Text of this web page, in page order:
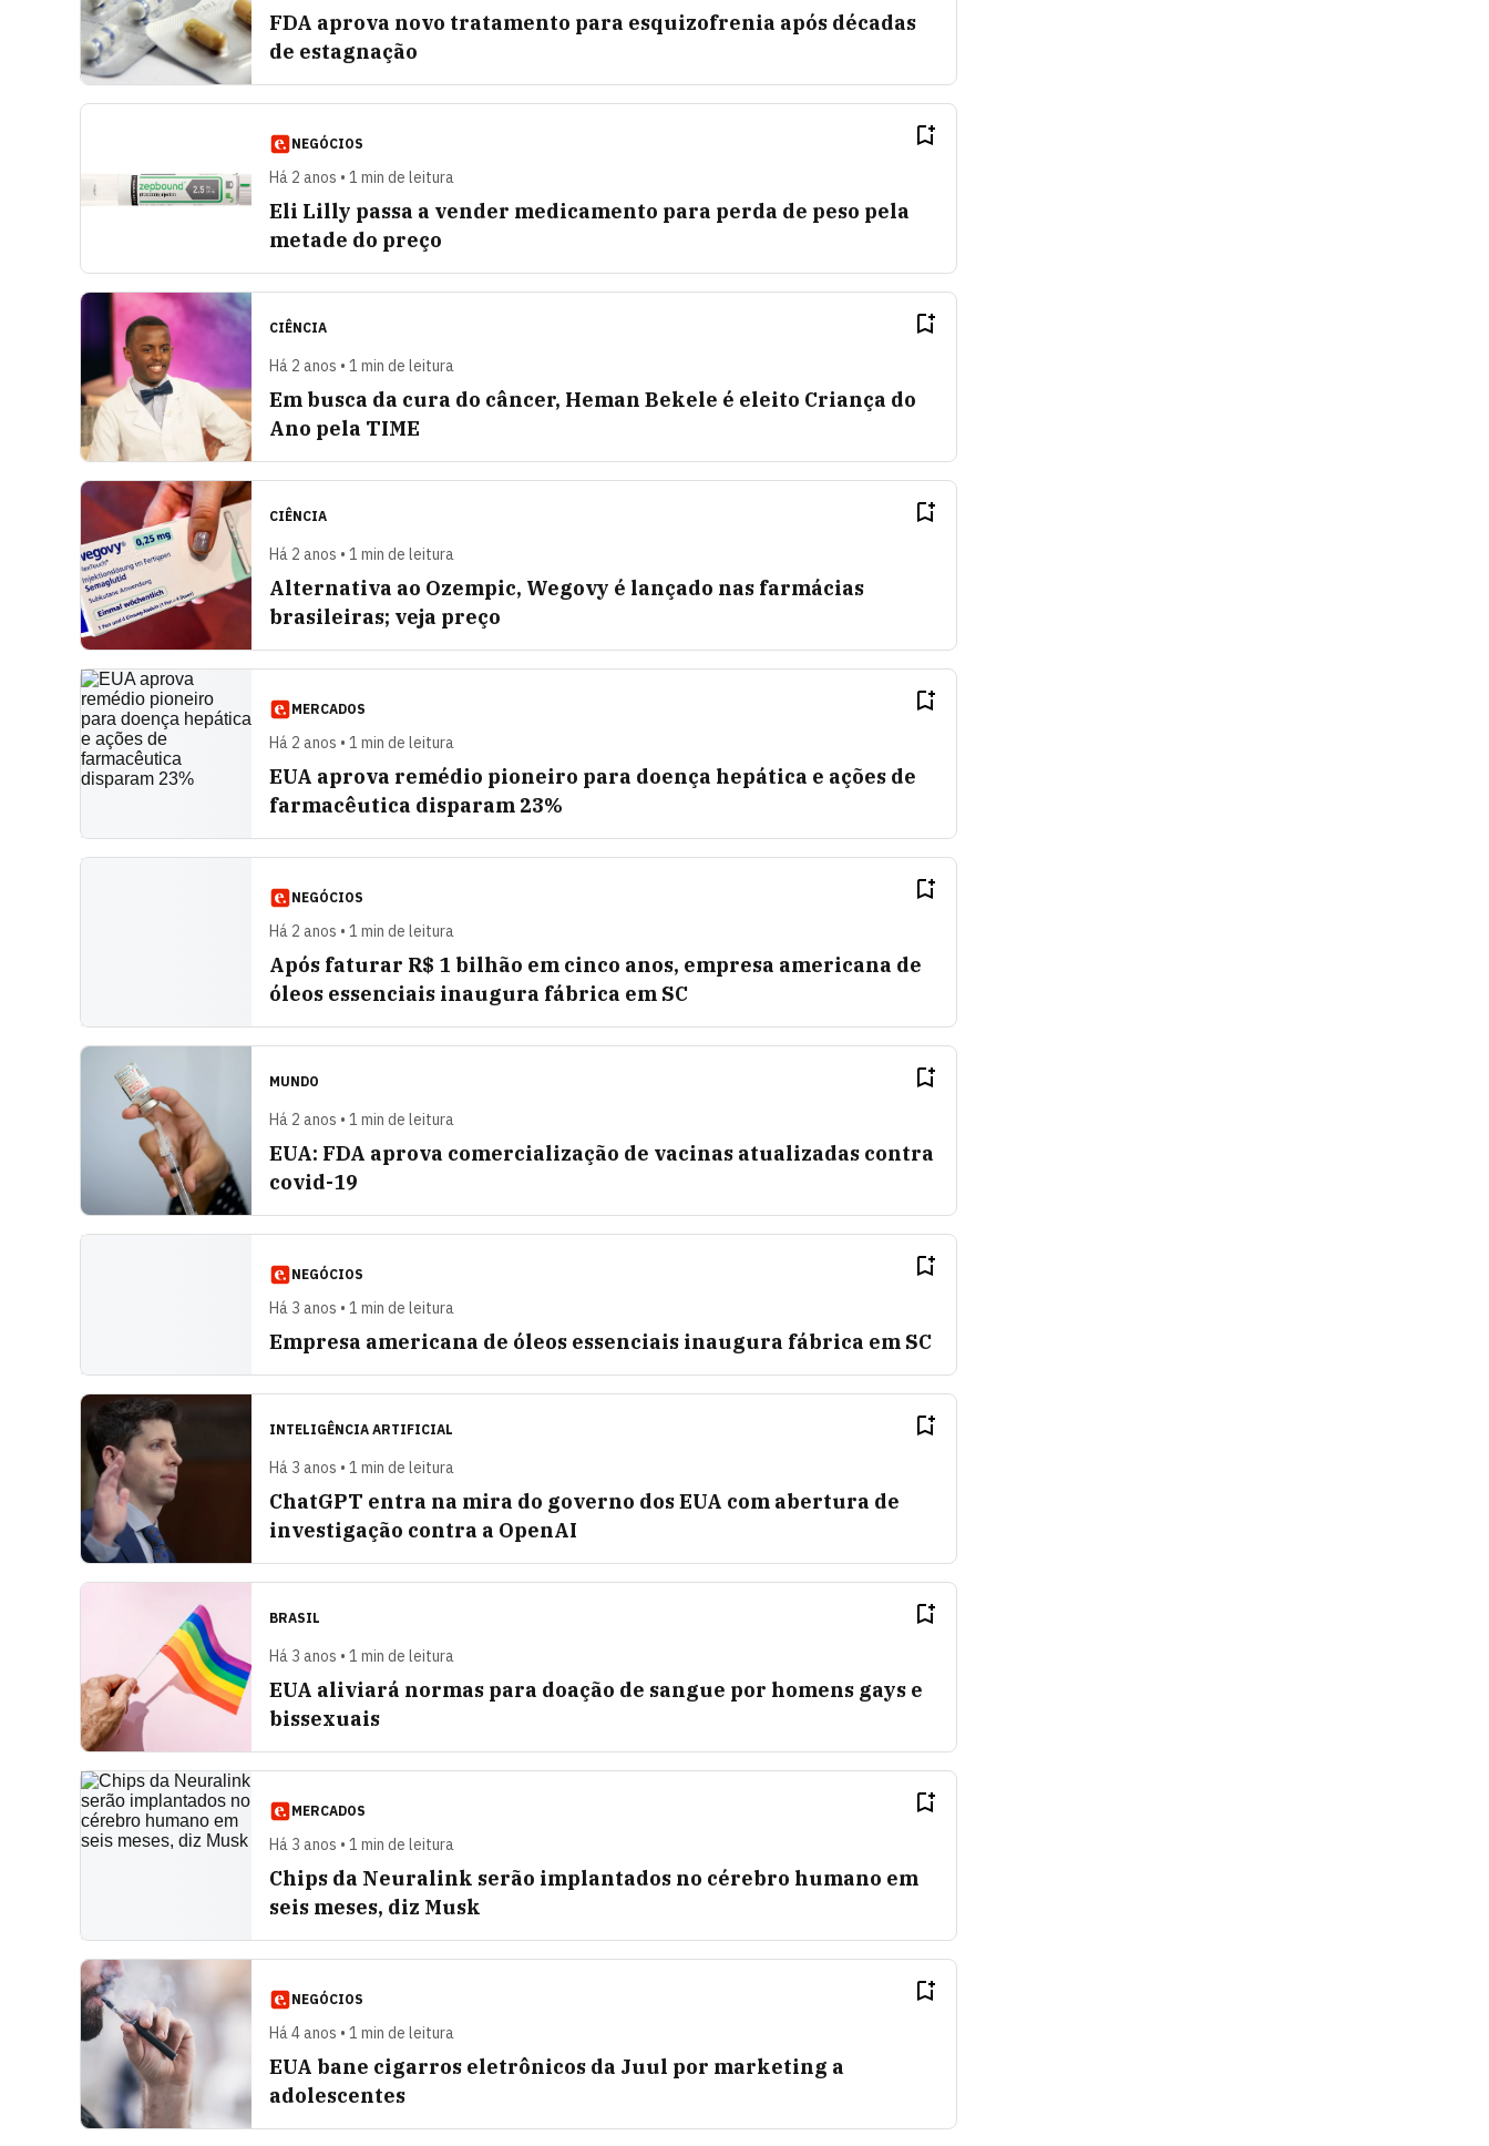
FDA aprova novo tratamento para esquizofrenia após décadas
de estagnação
NEGÓCIOS
Há 2 anos • 1 min de leitura
Eli Lilly passa a vender medicamento para perda de peso pela
metade do preço
CIÊNCIA
Há 2 anos • 1 min de leitura
Em busca da cura do câncer, Heman Bekele é eleito Criança do
Ano pela TIME
CIÊNCIA
Há 2 anos • 1 min de leitura
Alternativa ao Ozempic, Wegovy é lançado nas farmácias
brasileiras; veja preço
MERCADOS
Há 2 anos • 1 min de leitura
EUA aprova remédio pioneiro para doença hepática e ações de
farmacêutica disparam 23%
NEGÓCIOS
Há 2 anos • 1 min de leitura
Após faturar R$ 1 bilhão em cinco anos, empresa americana de
óleos essenciais inaugura fábrica em SC
MUNDO
Há 2 anos • 1 min de leitura
EUA: FDA aprova comercialização de vacinas atualizadas contra
covid-19
NEGÓCIOS
Há 3 anos • 1 min de leitura
Empresa americana de óleos essenciais inaugura fábrica em SC
INTELIGÊNCIA ARTIFICIAL
Há 3 anos • 1 min de leitura
ChatGPT entra na mira do governo dos EUA com abertura de
investigação contra a OpenAI
BRASIL
Há 3 anos • 1 min de leitura
EUA aliviará normas para doação de sangue por homens gays e
bissexuais
MERCADOS
Há 3 anos • 1 min de leitura
Chips da Neuralink serão implantados no cérebro humano em
seis meses, diz Musk
NEGÓCIOS
Há 4 anos • 1 min de leitura
EUA bane cigarros eletrônicos da Juul por marketing a
adolescentes